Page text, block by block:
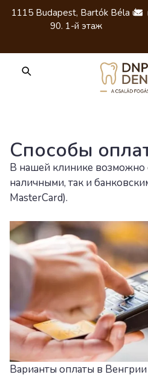
1115 Budapest, Bartók Béla út
90. 1-й этаж
Способы
В нашей клинике возможно
наличными, так и
MasterCard).
Варианты оплаты в Венгрии